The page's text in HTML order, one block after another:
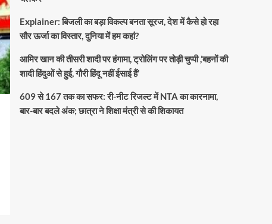
Explainer: बिजली का बड़ा विकल्प बनता सूरज, देश में कैसे हो रहा
सौर ऊर्जा का विस्तार, दुनिया में हम कहां?
आमिर खान की तीसरी शादी पर हंगामा, ट्रोलिंग पर तोड़ी चुप्पी ,’बहनों की
शादी हिंदुओं से हुई, गौरी हिंदू नहीं ईसाई हैं’
609 से 167 तक का सफर: री-नीट रिजल्ट में NTA का कारनामा,
बार-बार बदले अंक; छात्रा ने शिक्षा मंत्री से की शिकायत